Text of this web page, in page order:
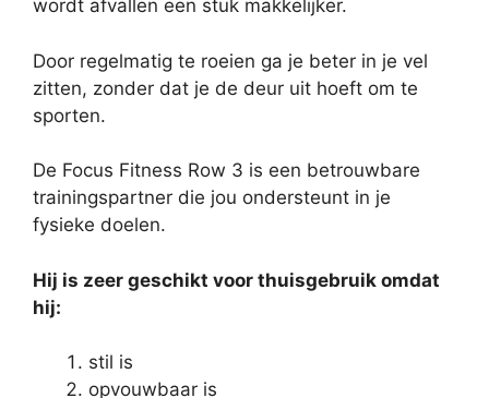
wordt afvallen een stuk makkelijker.
Door regelmatig te roeien ga je beter in je vel
zitten, zonder dat je de deur uit hoeft om te
sporten.
De Focus Fitness Row 3 is een betrouwbare
trainingspartner die jou ondersteunt in je
fysieke doelen.
Hij is zeer geschikt voor thuisgebruik omdat
hij:
stil is
opvouwbaar is